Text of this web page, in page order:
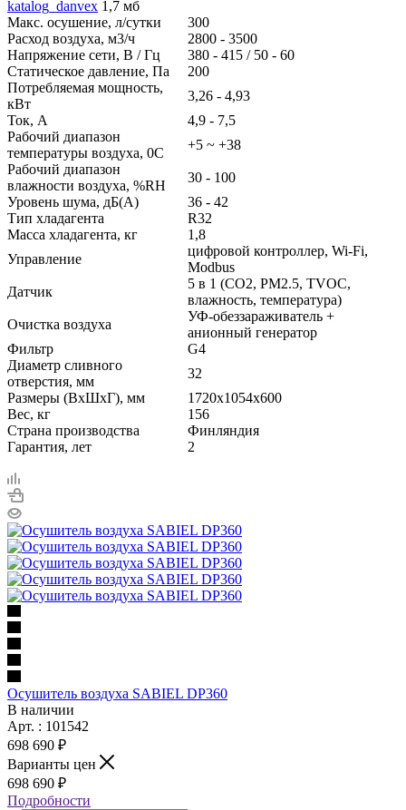
katalog_danvex 1,7 мб
Макс. осушение, л/сутки
300
Расход воздуха, м3/ч
2800 - 3500
Напряжение сети, В / Гц
380 - 415 / 50 - 60
Статическое давление, Па
200
Потребляемая мощность,
кВт
3,26 - 4,93
Ток, А
4,9 - 7,5
Рабочий диапазон
температуры воздуха, 0С
+5 ~ +38
Рабочий диапазон
влажности воздуха, %RH
30 - 100
Уровень шума, дБ(A)
36 - 42
Тип хладагента
R32
Масса хладагента, кг
1,8
Управление
цифровой контроллер, Wi-Fi,
Modbus
Датчик
5 в 1 (CO2, PM2.5, TVOC,
влажность, температура)
Очистка воздуха
УФ-обеззараживатель +
анионный генератор
Фильтр
G4
Диаметр сливного
отверстия, мм
32
Размеры (ВxШxГ), мм
1720x1054x600
Вес, кг
156
Страна производства
Финляндия
Гарантия, лет
2
Осушитель воздуха SABIEL DP360
В наличии
Арт. : 101542
698 690 ₽
Варианты цен
698 690 ₽
Подробности